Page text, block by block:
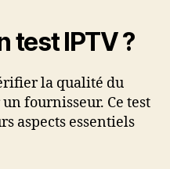
test IPTV ?
la qualité du
fournisseur. Ce test
aspects essentiels